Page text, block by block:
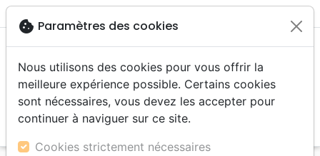
menu
cookie Paramètres des cookies
Nous utilisons des cookies pour vous offrir la
meilleure expérience possible. Certains cookies
sont nécessaires, vous devez les accepter pour
continuer à naviguer sur ce site.
Cookies strictement nécessaires